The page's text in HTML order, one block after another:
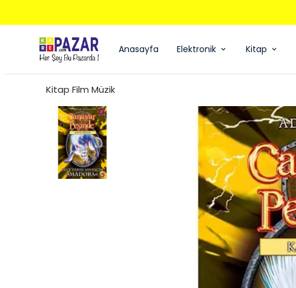
Anasayfa Elektronik Kitap
Kitap Film Müzik